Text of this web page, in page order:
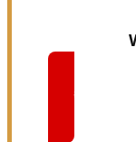
Chci se